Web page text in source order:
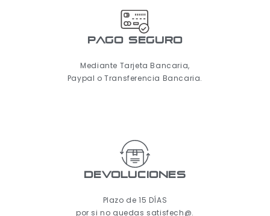
pago seguro
Mediante Tarjeta Bancaria,
Paypal o Transferencia Bancaria.
Devoluciones
Plazo de 15 DÍAS
por si no quedas satisfech@.